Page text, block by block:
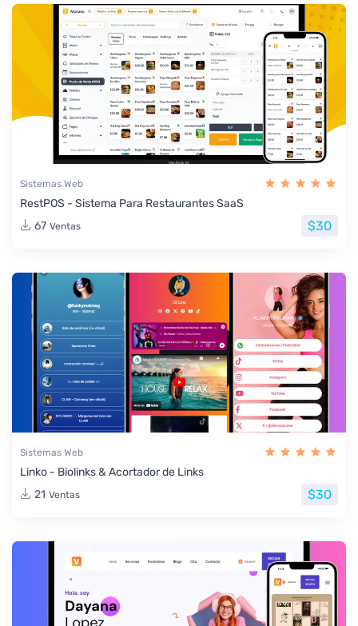
Sistemas Web
RestPOS - Sistema Para Restaurantes SaaS
67 Ventas $30
Sistemas Web
Linko - Biolinks & Acortador de Links
21 Ventas $30